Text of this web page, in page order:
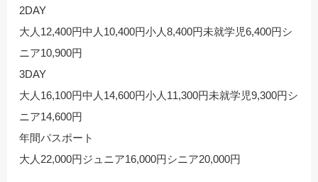
2DAY
大人12,400円中人10,400円小人8,400円未就学児6,400円シ
ニア10,900円
3DAY
大人16,100円中人14,600円小人11,300円未就学児9,300円シ
ニア14,600円
年間パスポート
大人22,000円ジュニア16,000円シニア20,000円